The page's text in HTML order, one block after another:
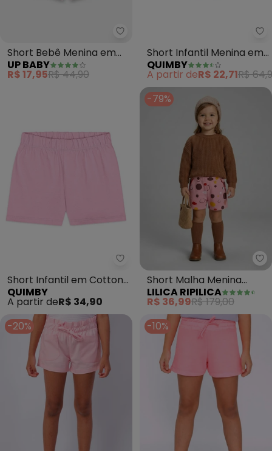
Up Baby - Short Bebê Menina
Short Bebê Menina em
Suedine (Rosa)
UP BABY
R$ 17,95R$ 44,90
Short Infantil Menina em
Microfibra (Rosa)
QUIMBY
A partir deR$ 22,71R$
Quimby - Short Infantil em
Short Infantil em Cotton
Rosa
QUIMBY
A partir deR$ 34,90
-79%
Short Malha Menina
(Rosa)
LILICA RIPILICA
R$ 36,99R$ 179,00
-20%
-10%